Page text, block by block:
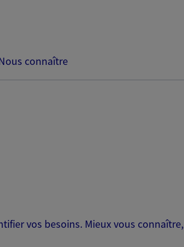
connaître
vos besoins. Mieux vous connaître,